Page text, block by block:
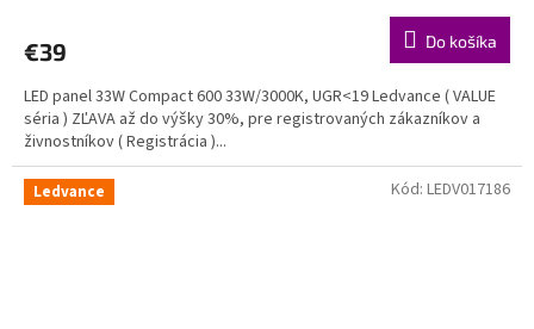
R
M
O
€39 Do košíka
LED panel 33W Compact 600 33W/3000K, UGR<19 Ledvance ( VALUE
séria ) ZĽAVA až do výšky 30%, pre registrovaných zákazníkov a
živnostníkov ( Registrácia )...
Ledvance Kód: LEDV017186